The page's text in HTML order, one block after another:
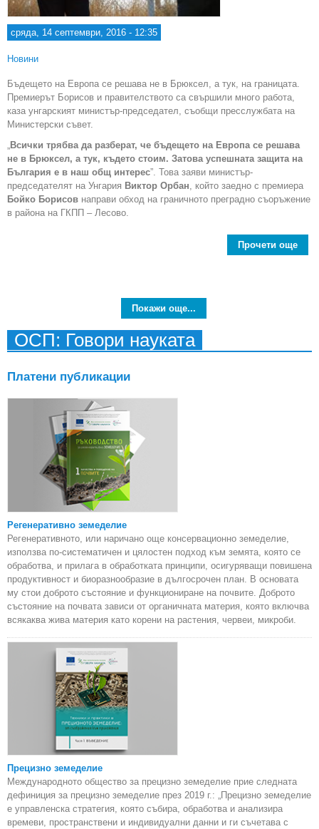
сряда, 14 септември, 2016 - 12:35
Новини
Бъдещето на Европа се решава не в Брюксел, а тук, на границата.
Премиерът Борисов и правителството са свършили много работа,
каза унгарският министър-председател, съобщи пресслужбата на
Министерски съвет.
Всички трябва да разберат, че бъдещето на Европа се решава
не в Брюксел, а тук, където стоим. Затова успешната защита на
България е в наш общ интерес”. Това заяви министър-
председателят на Унгария Виктор Орбан , който заедно с премиера
Бойко Борисов направи обход на граничното преградно съоръжение
в района на ГКПП – Лесово.
Прочети още
Покажи още...
ОСП: Говори науката
Платени публикации
Регенеративно земеделие
Регенеративното, или наричано още консервационно земеделие,
използва по-систематичен и цялостен подход към земята, която се
обработва, и прилага в обработката принципи, осигуряващи повишена
продуктивност и биоразнообразие в дългосрочен план. В основата
му стои доброто състояние и функциониране на почвите. Доброто
състояние на почвата зависи от органичната материя, която включва
всякаква жива материя като корени на растения, червеи, микроби.
Прецизно земеделие
Международното общество за прецизно земеделие прие следната
дефиниция за прецизно земеделие през 2019 г.: „Прецизно земеделие
е управленска стратегия, която събира, обработва и анализира
времеви, пространствени и индивидуални данни и ги съчетава с